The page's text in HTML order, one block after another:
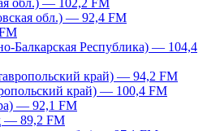
обл.) — 102,2 FM
обл.) — 92,4 FM
Балкарская Республика) — 104,4
край) — 94,2 FM
край) — 100,4 FM
— 92,1 FM
— 89,2 FM